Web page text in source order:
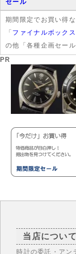
セール
期間限定でお買い得
「 ファイナルボックス
の他「各種企画セー
PR
当店について
時計の委託・アン